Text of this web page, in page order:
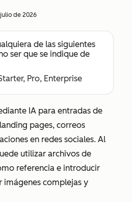
de 2026
de las siguientes
ser que se indique de
Pro, Enterprise
IA para entradas de
pages, correos
en redes sociales. Al
utilizar archivos de
referencia e introducir
complejas y